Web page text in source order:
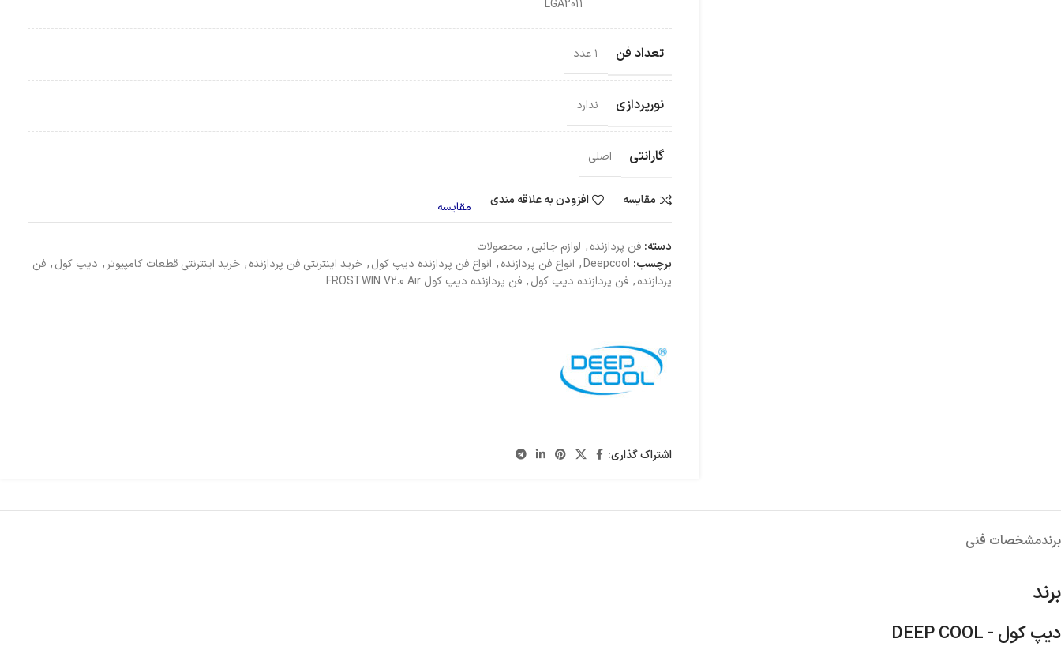
LGA2011
تعداد فن ۱ عدد
نورپردازی ندارد
گارانتی اصلی
مقایسه افزودن به علاقه مندی مقایسه
دسته: فن پردازنده, لوازم جانبی, محصولات
برچسب: Deepcool
, انواع فن پردازنده, انواع فن پردازنده دیپ کول, خرید اینترنتی فن پردازنده, خرید اینترنتی قطعات کامپیوتر , دیپ کول, فن
پردازنده, فن پردازنده دیپ کول, فن پردازنده دیپ کول FROSTWIN V2.0 Air
اشتراک گذاری:
برندمشخصات فنی
برند
دیپ کول - DEEP COOL